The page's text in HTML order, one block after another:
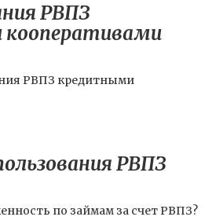
РВПЗ
РВПЗ кредитными
РВПЗ
по займам за счет РВПЗ?